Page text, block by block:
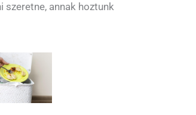
szeretne, annak hoztunk